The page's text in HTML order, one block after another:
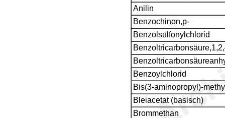
Anilin
Benzochinon,p-
Benzolsulfonylchlorid
Benzoylchlorid
Bis(3-aminopropyl)-
Bleiacetat (basisch)
Brommethan